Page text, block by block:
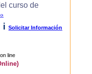
curso de
i Solicitar Información